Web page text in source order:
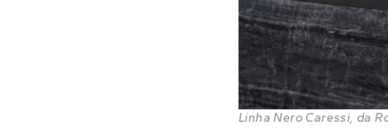
Linha Nero Caressi, da